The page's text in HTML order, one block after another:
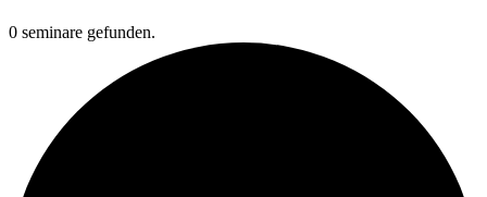
0 seminare gefunden.